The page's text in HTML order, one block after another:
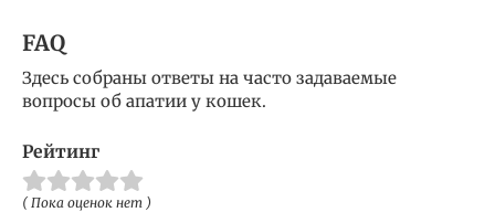
FAQ
Здесь собраны ответы на часто задаваемые
вопросы об апатии у кошек.
Рейтинг
( Пока оценок нет )